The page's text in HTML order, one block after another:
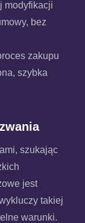
modyfikacji
bez
zakupu
szybka
szukając
jest
takiej
warunki.